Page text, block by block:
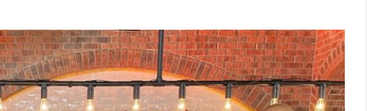
『アイ＝ラブ！げーみんぐ』＝LOV
E齋藤樹愛羅＆佐々木舞香SPインタ
ビュー